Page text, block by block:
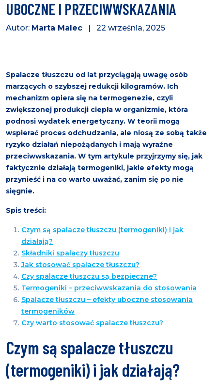
UBOCZNE I PRZECIWWSKAZANIA
Autor: Marta Malec | 22 września, 2025
Spalacze tłuszczu od lat przyciągają uwagę osób
marzących o szybszej redukcji kilogramów. Ich
mechanizm opiera się na termogenezie, czyli
zwiększonej produkcji ciepła w organizmie, która
podnosi wydatek energetyczny. W teorii mogą
wspierać proces odchudzania, ale niosą ze sobą także
ryzyko działań niepożądanych i mają wyraźne
przeciwwskazania. W tym artykule przyjrzymy się, jak
faktycznie działają termogeniki, jakie efekty mogą
przynieść i na co warto uważać, zanim się po nie
sięgnie.
Spis treści:
Czym są spalacze tłuszczu (termogeniki) i jak
działają?
Składniki spalaczy tłuszczu
Jak stosować spalacze tłuszczu?
Czy spalacze tłuszczu są bezpieczne?
Termogeniki – przeciwwskazania do stosowania
Spalacze tłuszczu – efekty uboczne stosowania
termogeników
Czy warto stosować spalacze tłuszczu?
Czym są spalacze tłuszczu
(termogeniki) i jak działają?